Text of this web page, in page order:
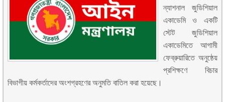
ন্যাশনাল জুডিশিয়াল
একাডেমি ও একটি
স্টেট জুডিশিয়াল
একাডেমিতে আগামী
ফেব্রুয়ারিতে অনুষ্ঠেয়
প্রশিক্ষণে বিচার
বিভাগীয় কর্মকর্তাদের অংশগ্রহণের অনুমতি বাতিল করা হয়েছে।